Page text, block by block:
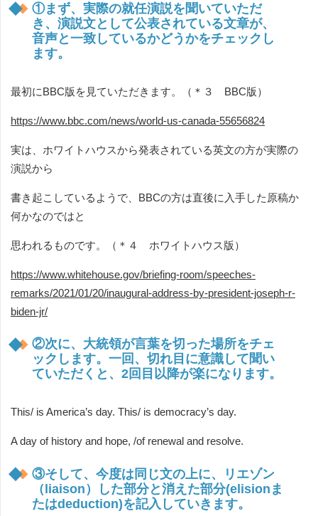
①まず、実際の就任演説を聞いていただ
き、演説文として公表されている文章が、
音声と一致しているかどうかをチェックし
ます。
最初にBBC版を見ていただきます。（＊３ BBC版）
https://www.bbc.com/news/world-us-canada-55656824
実は、ホワイトハウスから発表されている英文の方が実際の
演説から
書き起こしているようで、BBCの方は直後に入手した原稿か
何かなのではと
思われるものです。（＊４ ホワイトハウス版）
https://www.whitehouse.gov/briefing-room/speeches-
remarks/2021/01/20/inaugural-address-by-president-joseph-r-
biden-jr/
②次に、大統領が言葉を切った場所をチェ
ックします。一回、切れ目に意識して聞い
ていただくと、2回目以降が楽になります。
This/ is America’s day. This/ is democracy’s day.
A day of history and hope, /of renewal and resolve.
③そして、今度は同じ文の上に、リエゾン
（liaison）した部分と消えた部分(elisionま
たはdeduction)を記入していきます。